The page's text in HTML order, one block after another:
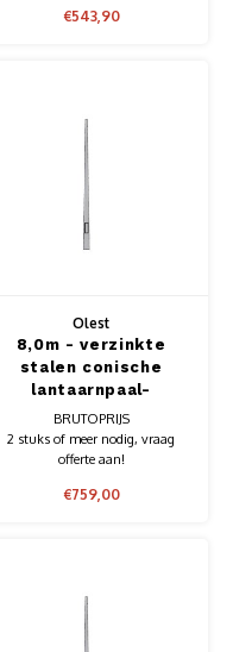
€543,90
Olest
8,0m - verzinkte
stalen conische
lantaarnpaal-
lichtmast, lengte
8,0m, topmaat 60mm
BRUTOPRIJS
2 stuks of meer nodig, vraag
offerte aan!
€759,00